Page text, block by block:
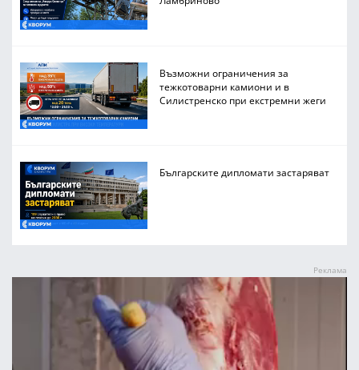
Възможни ограничения за
тежкотоварни камиони и в
Силистренско при екстремни жеги
Българските дипломати застаряват